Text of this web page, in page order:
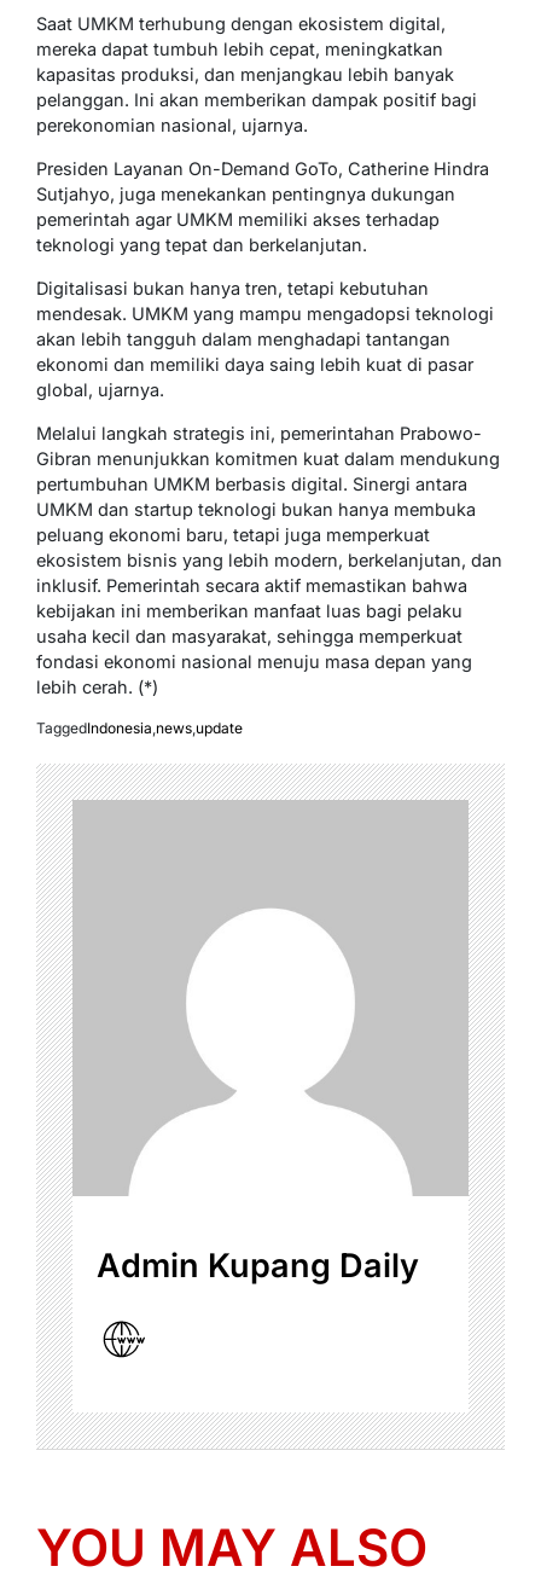
Saat UMKM terhubung dengan ekosistem digital,
mereka dapat tumbuh lebih cepat, meningkatkan
kapasitas produksi, dan menjangkau lebih banyak
pelanggan. Ini akan memberikan dampak positif bagi
perekonomian nasional, ujarnya.
Presiden Layanan On-Demand GoTo, Catherine Hindra
Sutjahyo, juga menekankan pentingnya dukungan
pemerintah agar UMKM memiliki akses terhadap
teknologi yang tepat dan berkelanjutan.
Digitalisasi bukan hanya tren, tetapi kebutuhan
mendesak. UMKM yang mampu mengadopsi teknologi
akan lebih tangguh dalam menghadapi tantangan
ekonomi dan memiliki daya saing lebih kuat di pasar
global, ujarnya.
Melalui langkah strategis ini, pemerintahan Prabowo-
Gibran menunjukkan komitmen kuat dalam mendukung
pertumbuhan UMKM berbasis digital. Sinergi antara
UMKM dan startup teknologi bukan hanya membuka
peluang ekonomi baru, tetapi juga memperkuat
ekosistem bisnis yang lebih modern, berkelanjutan, dan
inklusif. Pemerintah secara aktif memastikan bahwa
kebijakan ini memberikan manfaat luas bagi pelaku
usaha kecil dan masyarakat, sehingga memperkuat
fondasi ekonomi nasional menuju masa depan yang
lebih cerah. (*)
TaggedIndonesia news update
Admin Kupang Daily
YOU MAY ALSO